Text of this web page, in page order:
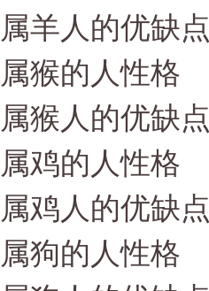
属羊人的优缺点
属猴的人性格
属猴人的优缺点
属鸡的人性格
属鸡人的优缺点
属狗的人性格